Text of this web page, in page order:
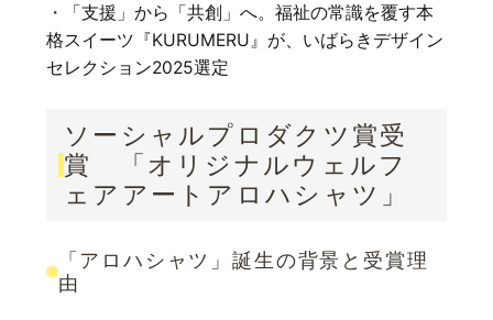
・
「支援」から「共創」へ。福祉の常識を覆す本
格スイーツ『KURUMERU』が、いばらきデザイン
セレクション2025選定
ソーシャルプロダクツ賞受
賞 「オリジナルウェルフ
ェアアートアロハシャツ」
「アロハシャツ」誕生の背景と受賞理
由